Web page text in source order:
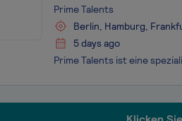
Prime Talents
Berlin, Hamburg,
5 days ago